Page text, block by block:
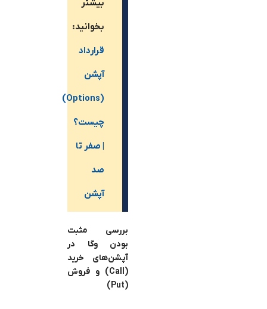
بیشتر
بخوانید:
قرارداد
آپشن‌
(Options)
چیست؟
| صفر تا
صد
آپشن
بررسی مثبت
بودن وگا در
آپشن‌های خرید
(Call) و فروش
(Put)